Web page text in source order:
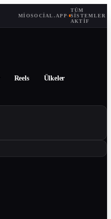
MIOSOCIAL.APP·
TÜM
SISTEMLER
AKTIF
Reels Ülkeler